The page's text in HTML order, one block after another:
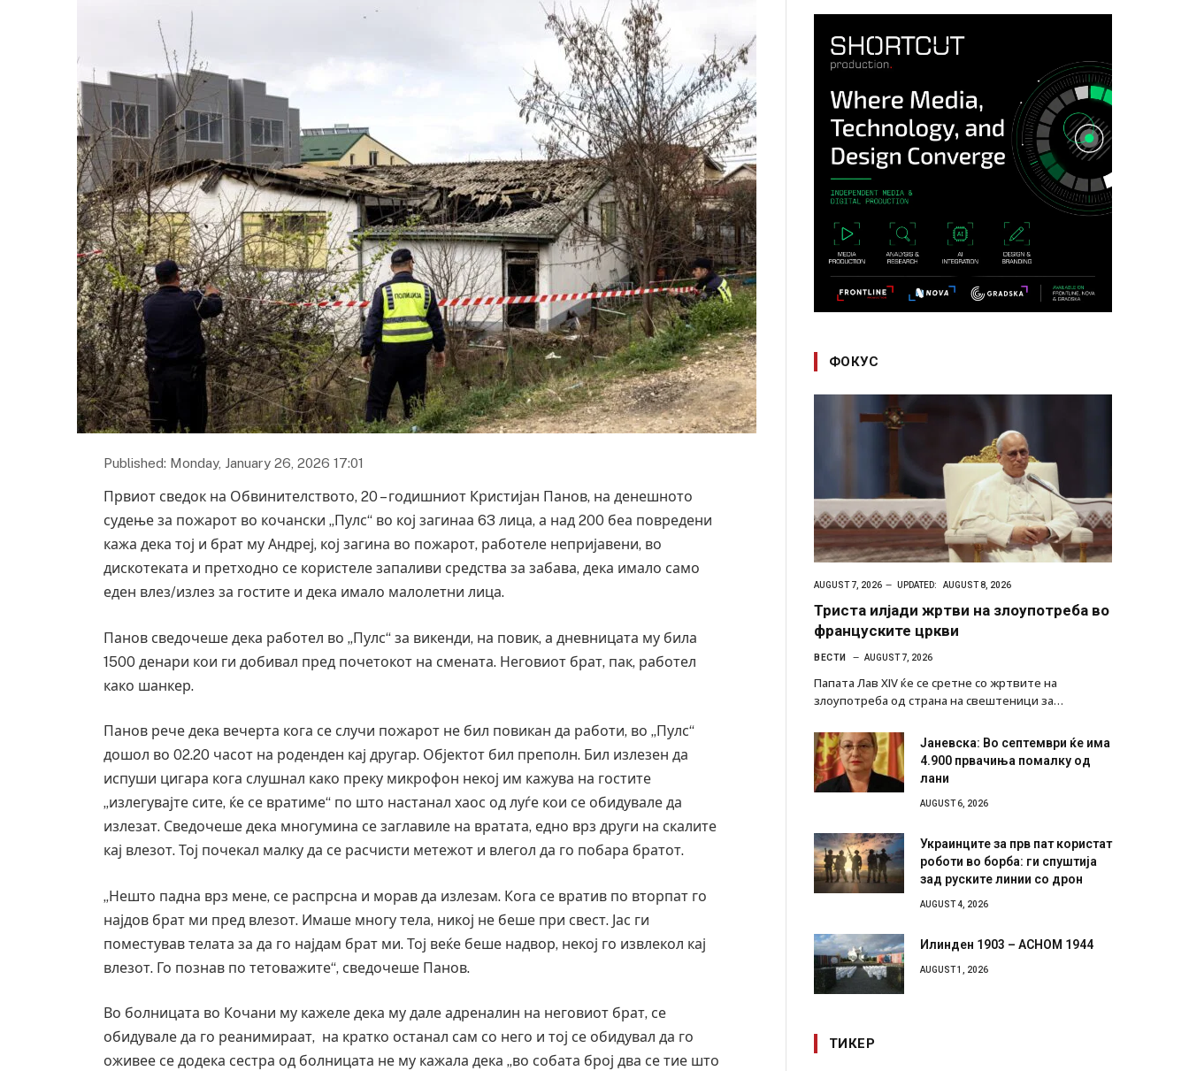
Published: Monday, January 26, 2026 17:01
Првиот сведок на Обвинителството, 20 – годишниот Кристијан Панов, на денешното
судење за пожарот во кочански „Пулс“ во кој загинаа 63 лица, а над 200 беа повредени
кажа дека тој и брат му Андреј, кој загина во пожарот, работеле непријавени, во
дискотеката и претходно се користеле запаливи средства за забава, дека имало само
еден влез/излез за гостите и дека имало малолетни лица.
Панов сведочеше дека работел во „Пулс“ за викенди, на повик, а дневницата му била
1500 денари кои ги добивал пред почетокот на смената. Неговиот брат, пак, работел
како шанкер.
Панов рече дека вечерта кога се случи пожарот не бил повикан да работи, во „Пулс“
дошол во 02.20 часот на роденден кај другар. Објектот бил преполн. Бил излезен да
испуши цигара кога слушнал како преку микрофон некој им кажува на гостите
„излегувајте сите, ќе се вратиме“ по што настанал хаос од луѓе кои се обидувале да
излезат. Сведочеше дека многумина се заглавиле на вратата, едно врз други на скалите
кај влезот. Тој почекал малку да се расчисти метежот и влегол да го побара братот.
„Нешто падна врз мене, се распрсна и морав да излезам. Кога се вратив по вторпат го
најдов брат ми пред влезот. Имаше многу тела, никој не беше при свест. Јас ги
поместував телата за да го најдам брат ми. Тој веќе беше надвор, некој го извлекол кај
влезот. Го познав по тетоважите“, сведочеше Панов.
Во болницата во Кочани му кажеле дека му дале адреналин на неговиот брат, се
обидувале да го реанимираат, на кратко останал сам со него и тој се обидувал да го
оживее се додека сестра од болницата не му кажала дека „во собата број два се тие што
ФОКУС
AUGUST 7, 2026 UPDATED: AUGUST 8, 2026
Триста илјади жртви на злоупотреба во
француските цркви
ВЕСТИ AUGUST 7, 2026
Папата Лав XIV ќе се сретне со жртвите на
злоупотреба од страна на свештеници за…
Јаневска: Во септември ќе има
4.900 првачиња помалку од
лани
AUGUST 6, 2026
Украинците за прв пат користат
роботи во борба: ги спуштија
зад руските линии со дрон
AUGUST 4, 2026
Илинден 1903 – АСНОМ 1944
AUGUST 1, 2026
ТИКЕР